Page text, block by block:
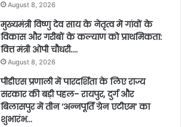
August 8, 2026
मुख्यमंत्री विष्णु देव साय के नेतृत्व में गांवों के
विकास और गरीबों के कल्याण को प्राथमिकता:
वित्त मंत्री ओपी चौधरी….
August 8, 2026
पीडीएस प्रणाली में पारदर्शिता के लिए राज्य
सरकार की बड़ी पहल- रायपुर, दुर्ग और
बिलासपुर में तीन ‘अन्नपूर्ति ग्रेन एटीएम‘ का
शुभारंभ…